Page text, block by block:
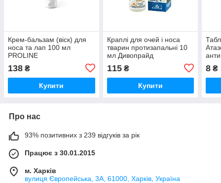
Крем-бальзам (віск) для
носа та лап 100 мл
PROLINE
138 ₴
Купити
Краплі для очей і носа
тварин протизапальні 10
мл Дивопрайд
115₴
Купити
8 ₴
Про нас
93% позитивних з 239 відгуків за рік
Працює з 30.01.2015
м. Харків
вулиця Європейська, 3А, 61000, Харків, Україна